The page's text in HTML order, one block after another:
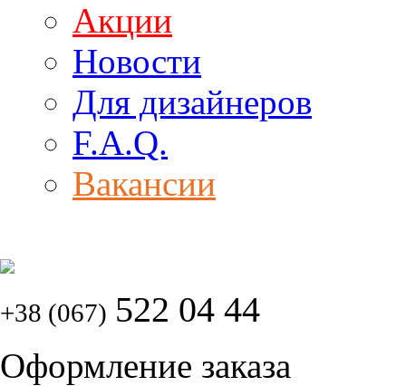
Акции
Новости
Для дизайнеров
F.A.Q.
Вакансии
+38 (067) 522 04 44
Оформление заказа